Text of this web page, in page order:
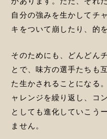
自分の強みを生かしてチ
キをついて崩したり、的
そのためにも、どんどん
とで、味方の選手たちも
た生かされることになる
ャレンジを繰り返し、コ
としても進化していこう
ません。